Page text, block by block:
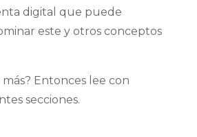
digital que puede
este y otros conceptos
Entonces lee con
secciones.